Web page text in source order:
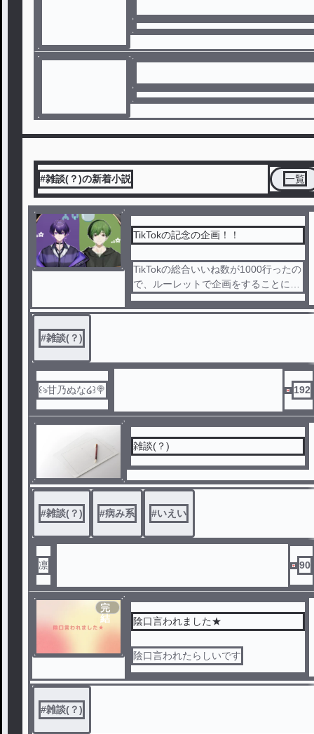
#雑談(？)の新着小説 一覧
TikTokの記念の企画！！
TikTokの総合いいね数が1000行ったの
で、ルーレットで企画をすることに！
！
いいねの数だけ媚薬を飲む
#雑談(？)
꒰ঌ甘乃ぬな໒꒱🍭‎ 192
雑談(？)
#雑談(？) #病み系 #いえい
凛 90
完
結
陰口言われました★
陰口言われたらしいです
#雑談(？)